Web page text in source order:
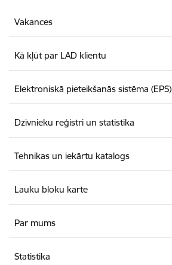
Vakances
Kā kļūt par LAD klientu
Elektroniskā pieteikšanās sistēma (EPS)
Dzīvnieku reģistri un statistika
Tehnikas un iekārtu katalogs
Lauku bloku karte
Par mums
Statistika